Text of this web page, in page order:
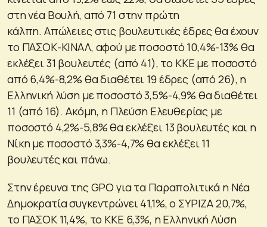
στη νέα Βουλή, από 71 στην πρώτη
κάλπη. Απώλειες στις βουλευτικές έδρες θα έχουν
το ΠΑΣΟΚ-ΚΙΝΑΛ, αφού με ποσοστό 10,4%-13% θα
εκλέξει 31 βουλευτές (από 41), το ΚΚΕ με ποσοστό
από 6,4%-8,2% θα διαθέτει 19 έδρες (από 26), η
Ελληνική λύση με ποσοστό 3,5%-4,9% θα διαθέτει
11 (από 16). Ακόμη, η Πλεύση Ελευθερίας με
ποσοστό 4,2%-5,8% θα εκλέξει 13 βουλευτές και η
Νίκη με ποσοστό 3,3%-4,7% θα εκλέξει 11
βουλευτές και πάνω.
Στην έρευνα της GPO για τα Παραπολιτικά η Νέα
Δημοκρατία συγκεντρώνει 41,1%, ο ΣΥΡΙΖΑ 20,7%,
το ΠΑΣΟΚ 11,4%, το ΚΚΕ 6,3%, η Ελληνική Λύση